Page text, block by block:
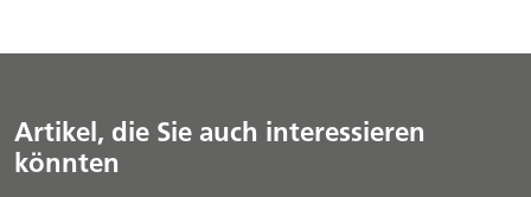
Artikel, die Sie auch interessieren
könnten